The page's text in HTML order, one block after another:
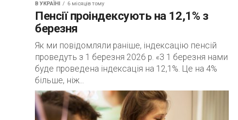
В УКРАЇНІ 6 місяців тому
Пенсії проіндексують на 12,1% з
березня
Як ми повідомляли раніше, індексацію пенсій
проведуть з 1 березня 2026 р. «З 1 березня нами
буде проведена індексація на 12,1%. Це на 4%
більше, ніж...